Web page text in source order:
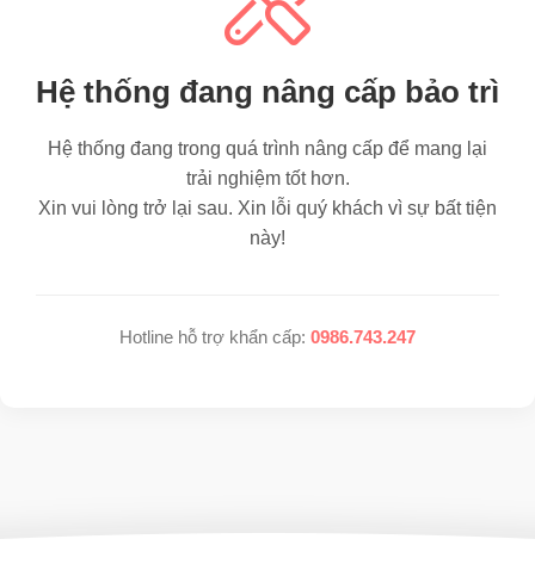
Hệ thống đang nâng cấp bảo trì
Hệ thống đang trong quá trình nâng cấp để mang lại
trải nghiệm tốt hơn.
Xin vui lòng trở lại sau. Xin lỗi quý khách vì sự bất tiện
này!
Hotline hỗ trợ khẩn cấp: 0986.743.247